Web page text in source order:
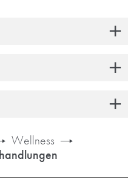
Wellness